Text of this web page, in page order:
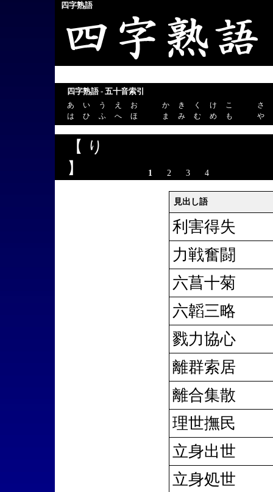
四字熟語
四字熟語 - 五十音索引
あ い う え お か き く け こ
さ
は
ひ ふ へ ほ ま み む め も や
【 り
】
1 2 3 4
見出し語
利害得失
力戦奮闘
六菖十菊
六韜三略
戮力協心
離群索居
離合集散
理世撫民
立身出世
立身処世